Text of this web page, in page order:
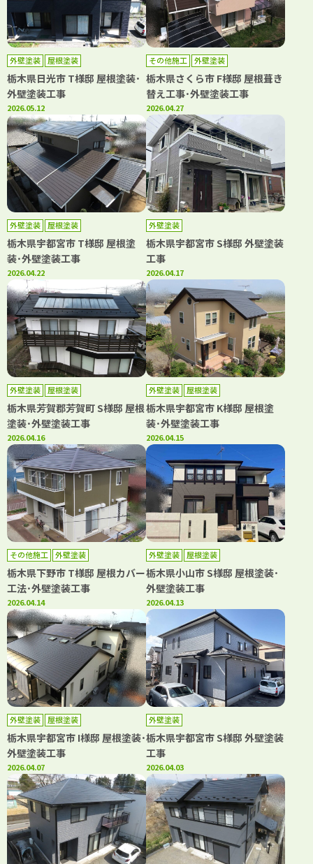
外壁塗装 屋根塗装
栃木県日光市 T様邸 屋根塗装･
外壁塗装工事
2026.05.12
その他施工 外壁塗装
栃木県さくら市 F様邸 屋根葺き
替え工事･外壁塗装工事
2026.04.27
外壁塗装 屋根塗装
栃木県宇都宮市 T様邸 屋根塗
装･外壁塗装工事
2026.04.22
外壁塗装
栃木県宇都宮市 S様邸 外壁塗装
工事
2026.04.17
外壁塗装 屋根塗装
栃木県芳賀郡芳賀町 S様邸 屋根
塗装･外壁塗装工事
2026.04.16
外壁塗装 屋根塗装
栃木県宇都宮市 K様邸 屋根塗
装･外壁塗装工事
2026.04.15
その他施工 外壁塗装
栃木県下野市 T様邸 屋根カバー
工法･外壁塗装工事
2026.04.14
外壁塗装 屋根塗装
栃木県小山市 S様邸 屋根塗装･
外壁塗装工事
2026.04.13
外壁塗装 屋根塗装
栃木県宇都宮市 I様邸 屋根塗装･
外壁塗装工事
2026.04.07
外壁塗装
栃木県宇都宮市 S様邸 外壁塗装
工事
2026.04.03